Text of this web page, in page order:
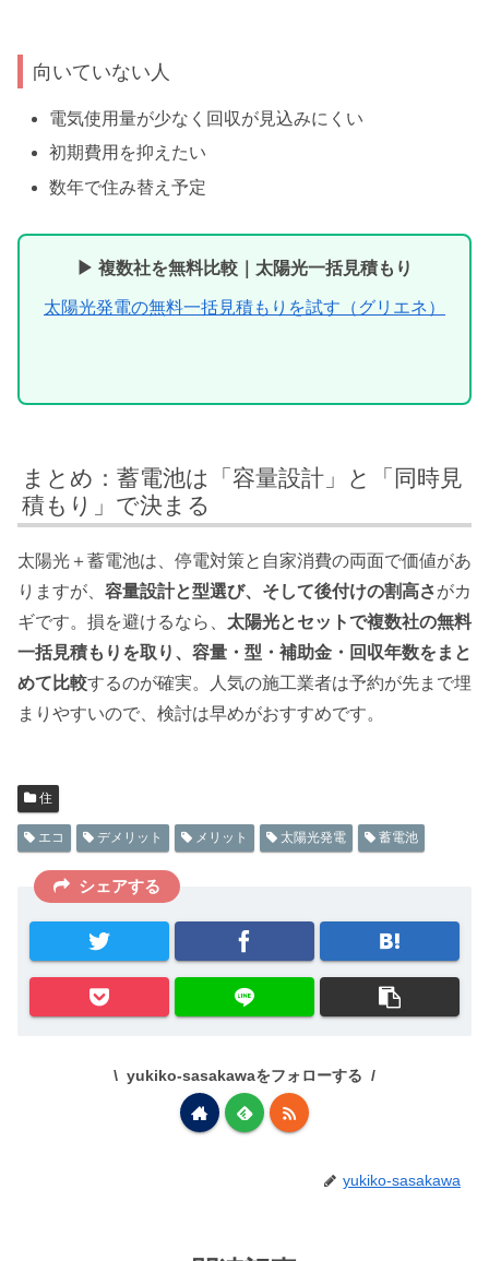
向いていない人
電気使用量が少なく回収が見込みにくい
初期費用を抑えたい
数年で住み替え予定
▶ 複数社を無料比較｜太陽光一括見積もり
太陽光発電の無料一括見積もりを試す（グリエネ）
まとめ：蓄電池は「容量設計」と「同時見
積もり」で決まる
太陽光＋蓄電池は、停電対策と自家消費の両面で価値があ
りますが、 容量設計と型選び、そして後付けの割高さがカ
ギです。損を避けるなら、 太陽光とセットで複数社の無料
一括見積もりを取り、容量・型・補助金・回収年数をまと
めて比較するのが確実。人気の施工業者は予約が先まで埋
まりやすいので、検討は早めがおすすめです。
住
エコ デメリット メリット 太陽光発電 蓄電池
シェアする
yukiko-sasakawaをフォローする
yukiko-sasakawa